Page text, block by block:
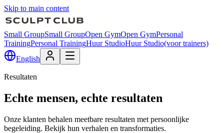
Skip to main content
Small GroupSmall GroupOpen GymOpen GymPersonal
TrainingPersonal TrainingHuur StudioHuur Studio(voor trainers)
English
Resultaten
Echte mensen, echte resultaten
Onze klanten behalen meetbare resultaten met persoonlijke
begeleiding. Bekijk hun verhalen en transformaties.